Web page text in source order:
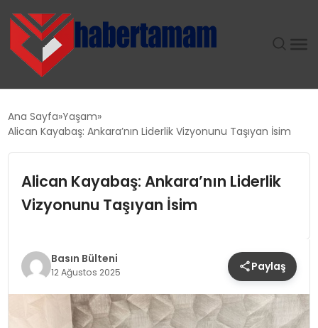
SPOR
SAĞLIK
EKONOMI
MAGAZIN
Ana Sayfa Yaşam
Alican Kayabaş: Ankara’nın Liderlik Vizyonunu Taşıyan İsim
Alican Kayabaş: Ankara’nın Liderlik
Vizyonunu Taşıyan İsim
Basın Bülteni
12 Ağustos 2025 Paylaş